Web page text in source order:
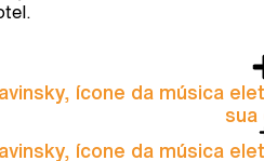
ícone da música
sua
ícone da música